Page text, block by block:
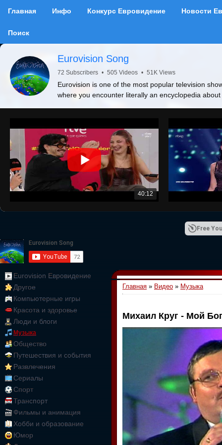
Главная Инфо Конкурс Евровидение Новости
Поиск
Eurovision Song
72 Subscribers • 505 Videos • 51K Views
Eurovision is one of the most popular television
where you encounter literally an encyclopedia
40:12
Free
Eurovision Евровидение
Другое
Компьютерные игры
Красота и здоровье
Люди и блоги
Музыка
Общество
Путешествия и события
Развлечения
Сериалы
Спорт
Транспорт
Фильмы и анимация
Хобби и образование
Юмор
Главная » Видео » Музыка
Михаил Круг - Мой